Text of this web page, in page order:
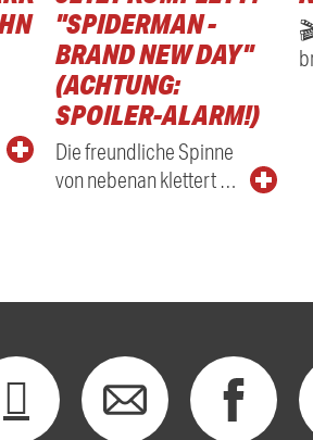
"SPIDERMAN -
BRAND NEW DAY"
(ACHTUNG:
SPOILER-ALARM!)
Die freundliche Spinne
von nebenan klettert …